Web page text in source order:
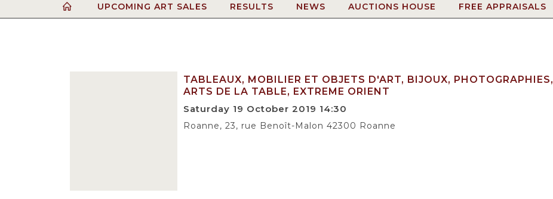
UPCOMING ART SALES RESULTS NEWS AUCTIONS HOUSE FREE APPRAISALS
TABLEAUX, MOBILIER ET OBJETS D'ART, BIJOUX, PHOTOGRAPHIES,
ARTS DE LA TABLE, EXTREME ORIENT
Saturday 19 October 2019 14:30
Roanne, 23, rue Benoît-Malon 42300 Roanne